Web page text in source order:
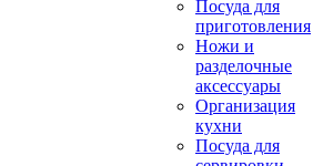
Посуда для
приготовления
Ножи и
разделочные
аксессуары
Организация
кухни
Посуда для